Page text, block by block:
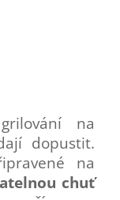
na
dopustit.
na
chuť